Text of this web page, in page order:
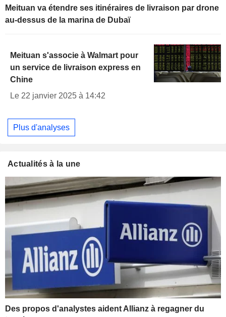
Meituan va étendre ses itinéraires de livraison par drone
au-dessus de la marina de Dubaï
Meituan s'associe à Walmart pour
un service de livraison express en
Chine
Le 22 janvier 2025 à 14:42
Plus d'analyses
Actualités à la une
Des propos d'analystes aident Allianz à regagner du